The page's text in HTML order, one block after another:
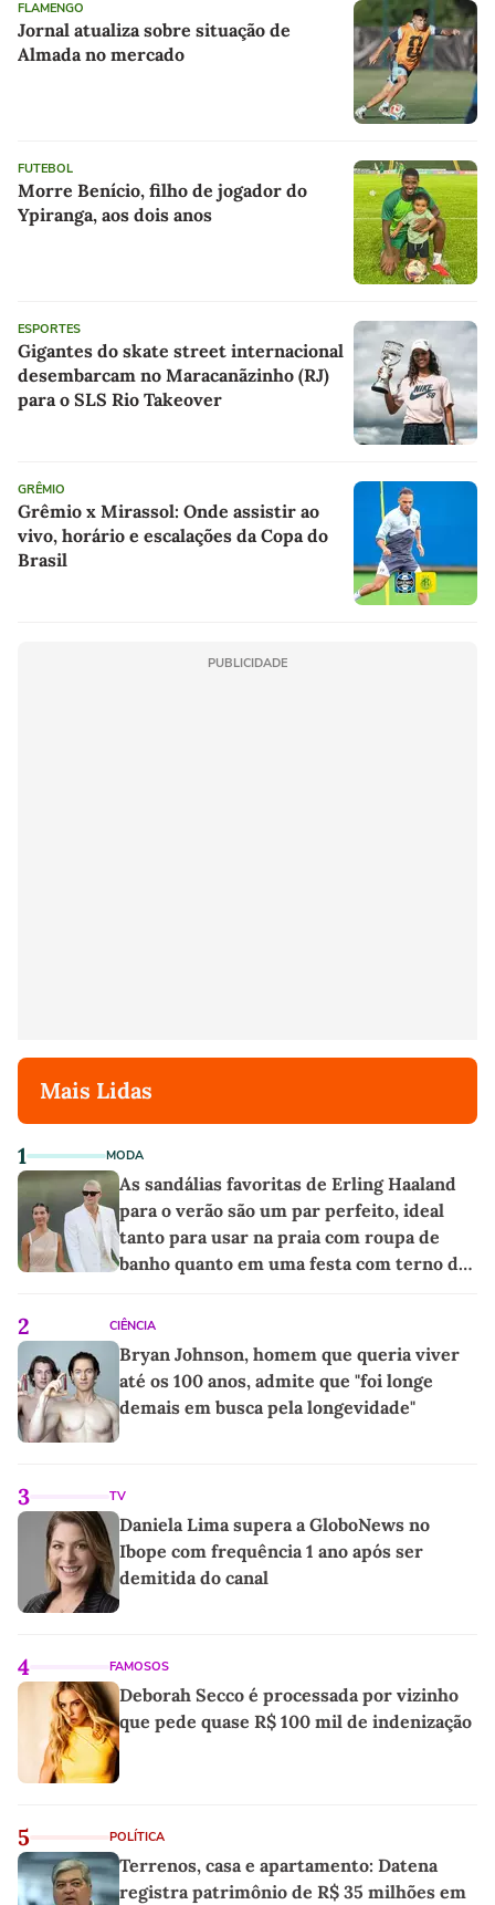
FLAMENGO
Jornal atualiza sobre situação de
Almada no mercado
FUTEBOL
Morre Benício, filho de jogador do
Ypiranga, aos dois anos
ESPORTES
Gigantes do skate street internacional
desembarcam no Maracanãzinho (RJ)
para o SLS Rio Takeover
GRÊMIO
Grêmio x Mirassol: Onde assistir ao
vivo, horário e escalações da Copa do
Brasil
PUBLICIDADE
Mais Lidas
1 MODA
As sandálias favoritas de Erling Haaland
para o verão são um par perfeito, ideal
tanto para usar na praia com roupa de
banho quanto em uma festa com terno de
2 CIÊNCIA
Bryan Johnson, homem que queria viver
até os 100 anos, admite que "foi longe
demais em busca pela longevidade"
3 TV
Daniela Lima supera a GloboNews no
Ibope com frequência 1 ano após ser
demitida do canal
4 FAMOSOS
Deborah Secco é processada por vizinho
que pede quase R$ 100 mil de indenização
5 POLÍTICA
Terrenos, casa e apartamento: Datena
registra patrimônio de R$ 35 milhões em